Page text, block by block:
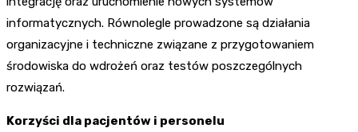
informatycznych. Równolegle prowadzone są działania
organizacyjne i techniczne związane z przygotowaniem
środowiska do wdrożeń oraz testów poszczególnych
rozwiązań.
Korzyści dla pacjentów i personelu